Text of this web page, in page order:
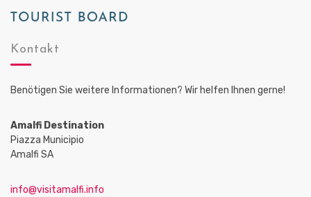
Kontakt
Benötigen Sie weitere Informationen? Wir helfen Ihnen gerne!
Amalfi Destination
Piazza Municipio
Amalfi SA
info@visitamalfi.info